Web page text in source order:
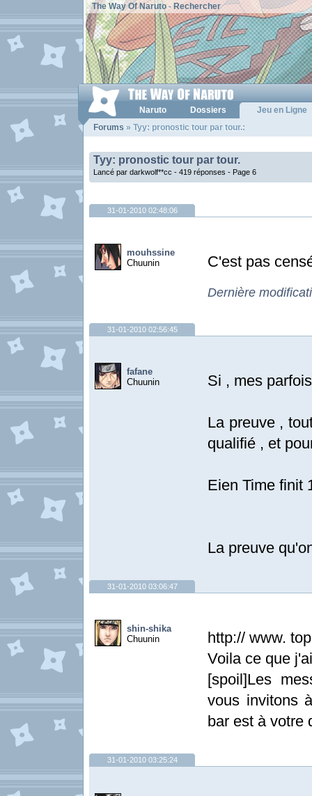
The Way Of Naruto- Rechercher
Naruto Dossiers
Jeu en Ligne
Forums » Tyy: pronostic tour par tour.:
Tyy: pronostic tour par tour.
Lancé par darkwolf**cc - 419 réponses - Page 6
31-01-2010 02:48:06
mouhssine
Chuunin
C'est pas
Dernière
31-01-2010 02:56:45
fafane
Chuunin
Si , mes
La preuve ,
qualifié , et
Eien Time finit
La preuve
31-01-2010 03:06:47
shin-shika
Chuunin
http:// www.
Voila ce que
[spoil]Les
vous invitons
bar est à votre
31-01-2010 03:25:24